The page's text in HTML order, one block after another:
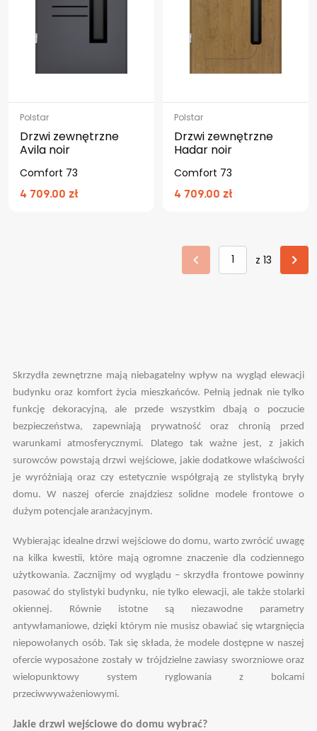
Polstar
Drzwi zewnętrzne
Avila noir
Comfort 73
4 709.00 zł
Polstar
Drzwi zewnętrzne
Hadar noir
Comfort 73
4 709.00 zł
z 13
Skrzydła zewnętrzne mają niebagatelny wpływ na wygląd elewacji
budynku oraz komfort życia mieszkańców. Pełnią jednak nie tylko
funkcję dekoracyjną, ale przede wszystkim dbają o poczucie
bezpieczeństwa, zapewniają prywatność oraz chronią przed
warunkami atmosferycznymi. Dlatego tak ważne jest, z jakich
surowców powstają drzwi wejściowe, jakie dodatkowe właściwości
je wyróżniają oraz czy estetycznie współgrają ze stylistyką bryły
domu. W naszej ofercie znajdziesz solidne modele frontowe o
dużym potencjale aranżacyjnym.
Wybierając idealne drzwi wejściowe do domu, warto zwrócić uwagę
na kilka kwestii, które mają ogromne znaczenie dla codziennego
użytkowania. Zacznijmy od wyglądu – skrzydła frontowe powinny
pasować do stylistyki budynku, nie tylko elewacji, ale także stolarki
okiennej. Równie istotne są niezawodne parametry
antywłamaniowe, dzięki którym nie musisz obawiać się wtargnięcia
niepowołanych osób. Tak się składa, że modele dostępne w naszej
ofercie wyposażone zostały w trójdzielne zawiasy sworzniowe oraz
wielopunktowy system ryglowania z bolcami
przeciwwyważeniowymi.
Jakie drzwi wejściowe do domu wybrać?